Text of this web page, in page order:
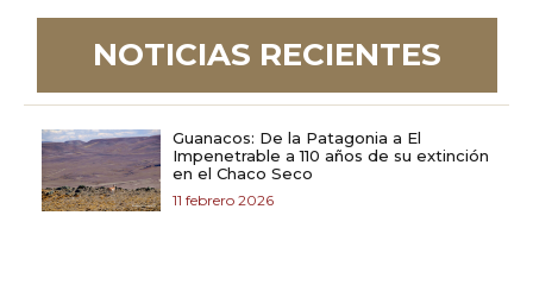
NOTICIAS RECIENTES
Guanacos: De la Patagonia a El
Impenetrable a 110 años de su extinción
en el Chaco Seco
11 febrero 2026